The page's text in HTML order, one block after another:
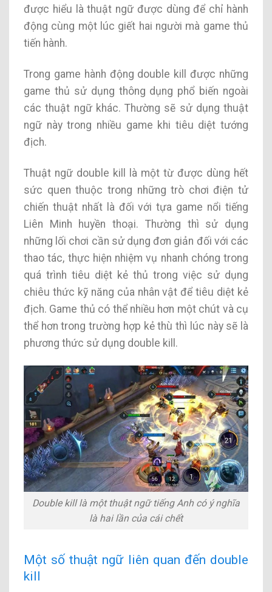
được hiểu là thuật ngữ được dùng để chỉ hành
động cùng một lúc giết hai người mà game thủ
tiến hành.
Trong game hành động double kill được những
game thủ sử dụng thông dụng phổ biến ngoài
các thuật ngữ khác. Thường sẽ sử dụng thuật
ngữ này trong nhiều game khi tiêu diệt tướng
địch.
Thuật ngữ double kill là một từ được dùng hết
sức quen thuộc trong những trò chơi điện tử
chiến thuật nhất là đối với tựa game nổi tiếng
Liên Minh huyền thoại. Thường thì sử dụng
những lối chơi cần sử dụng đơn giản đối với các
thao tác, thực hiện nhiệm vụ nhanh chóng trong
quá trình tiêu diệt kẻ thủ trong việc sử dụng
chiêu thức kỹ năng của nhân vật để tiêu diệt kẻ
địch. Game thủ có thể nhiều hơn một chút và cụ
thể hơn trong trường hợp kẻ thù thì lúc này sẽ là
phương thức sử dụng double kill.
Double kill là một thuật ngữ tiếng Anh có ý nghĩa
là hai lần của cái chết
Một số thuật ngữ liên quan đến double
kill